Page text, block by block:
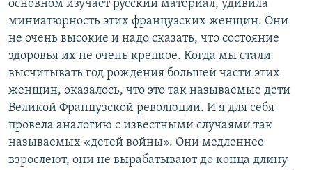
основном изучает русский материал, удивила
миниатюрность этих французских женщин. Они
не очень высокие и надо сказать, что состояние
здоровья их не очень крепкое. Когда мы стали
высчитывать год рождения большей части этих
женщин, оказалось, что это так называемые дети
Великой Французской революции. И я для себя
провела аналогию с известными случаями так
называемых «детей войны». Они медленнее
взрослеют, они не вырабатывают до конца длину